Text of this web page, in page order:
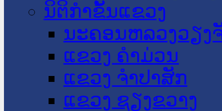
ນິຕິກໍາຂັ້ນແຂວງ
ນະ​ຄອນ​ຫລວງວຽງ
ແຂວງ ຄໍາມ່ວນ
ແຂວງ ຈໍາປາສັກ
ແຂວງ ຊຽງຂວາງ